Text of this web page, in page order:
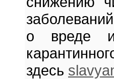
о вреде и
здесь